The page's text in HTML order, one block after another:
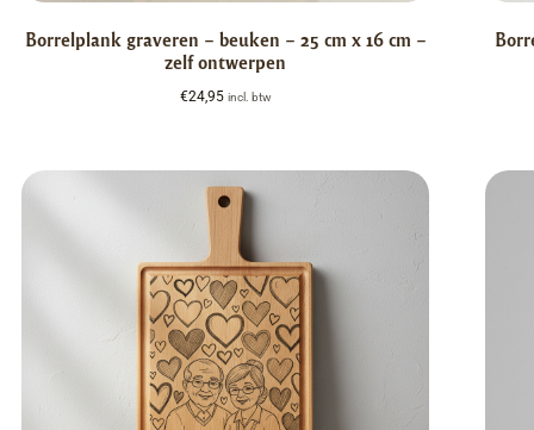
Borrelplank graveren – beuken – 25 cm x 16 cm –
zelf ontwerpen
€24,95 incl. btw